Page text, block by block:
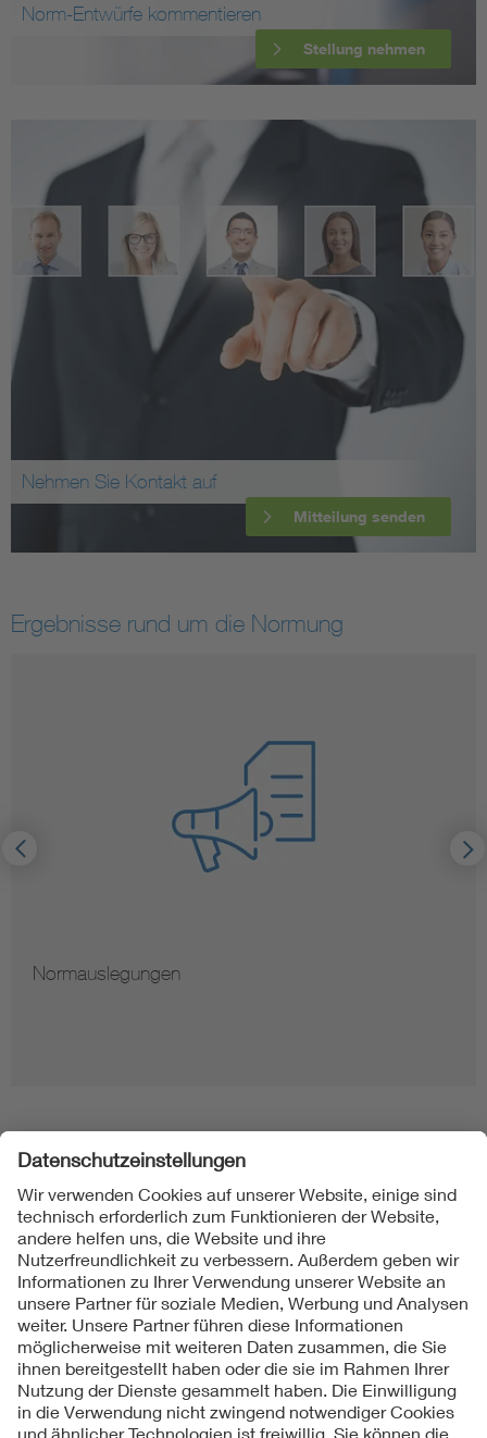
Norm-Entwürfe kommentieren
Stellung nehmen
Nehmen Sie Kontakt auf
Mitteilung senden
Ergebnisse rund um die Normung
Hinweise zur Vervielfältigung von Normen
Folgen Sie uns
Kontakt